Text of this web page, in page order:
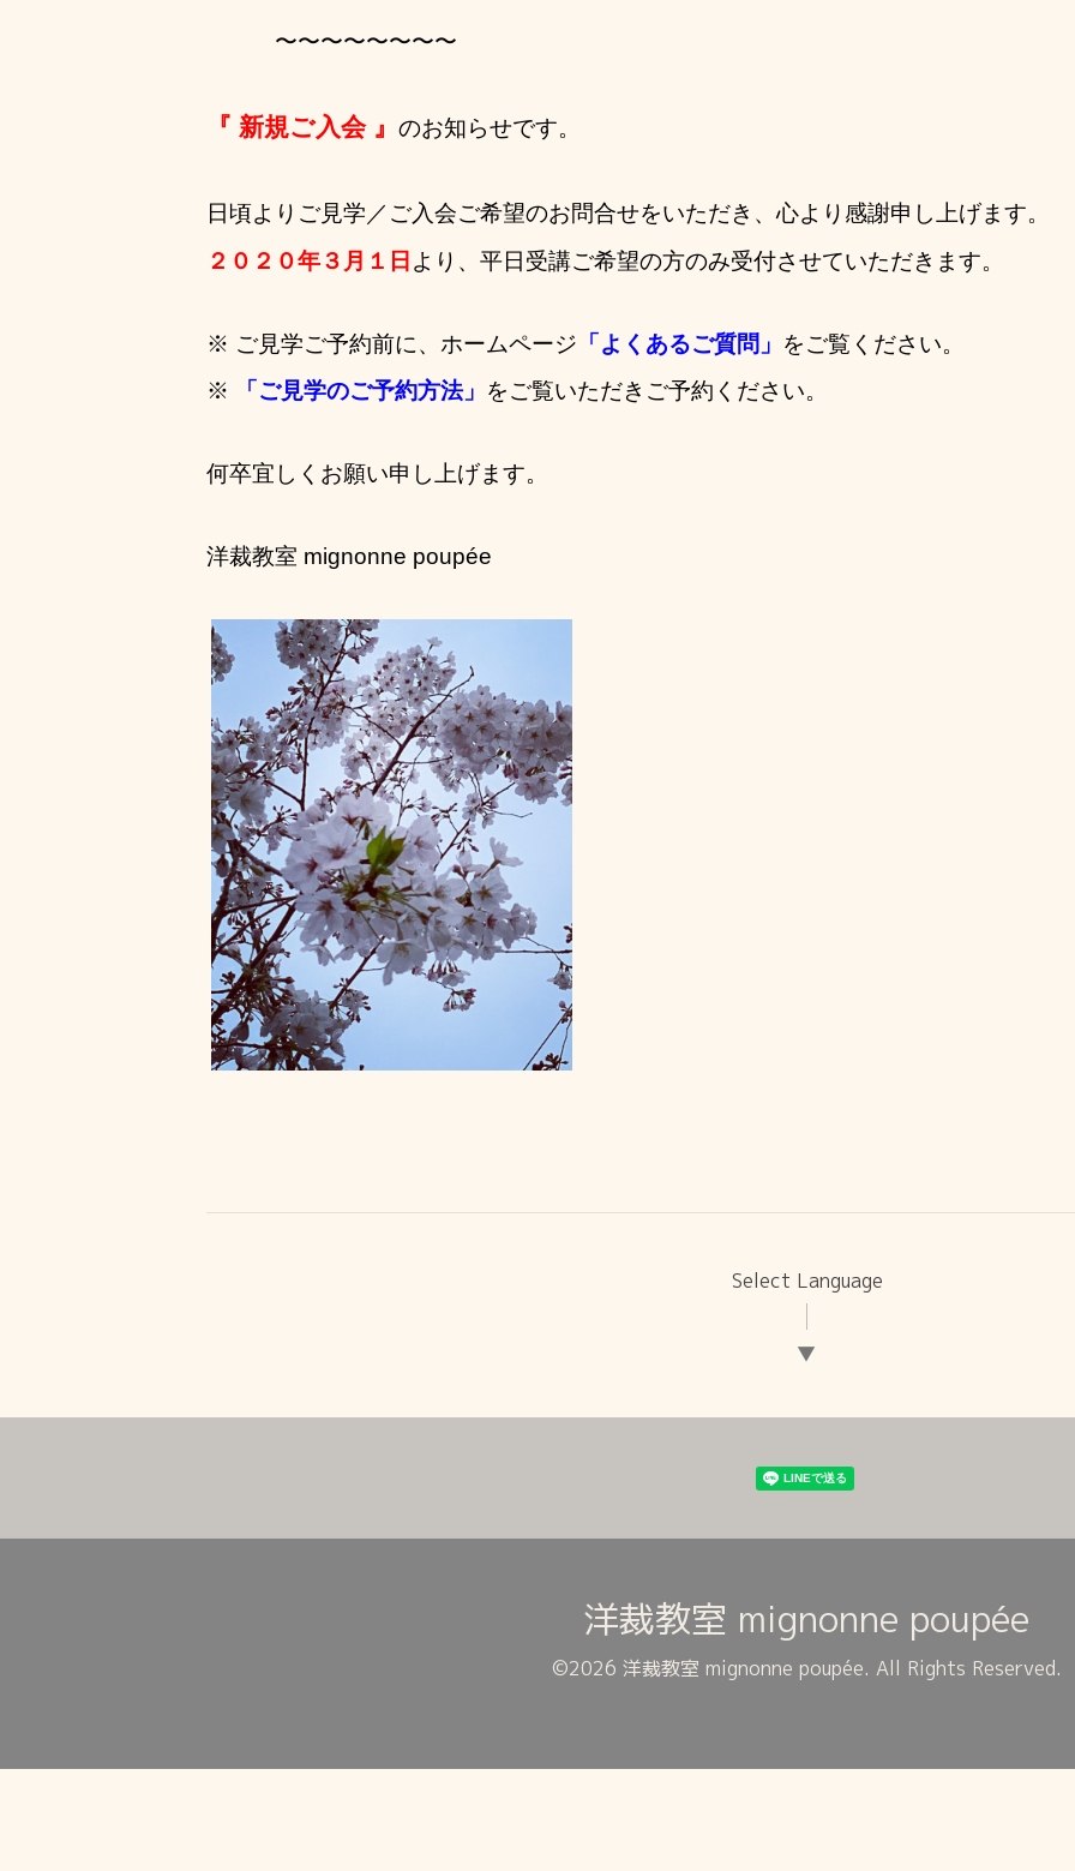
〜〜〜〜〜〜〜〜
『 新規ご入会 』 のお知らせです。
日頃よりご見学／ご入会ご希望のお問合せをいただき、心より感謝申し上げます。
２０２０年３月１日 より、平日受講ご希望の方のみ受付させていただきます。
※ ご見学ご予約前に、ホームページ 「よくあるご質問」 をご覧ください。
※
「ご見学のご予約方法」 をご覧いただきご予約ください。
何卒宜しくお願い申し上げます。
洋裁教室 mignonne poupée
Select Language
▼
洋裁教室 mignonne poupée
©2026 洋裁教室 mignonne poupée. All Rights Reserved.